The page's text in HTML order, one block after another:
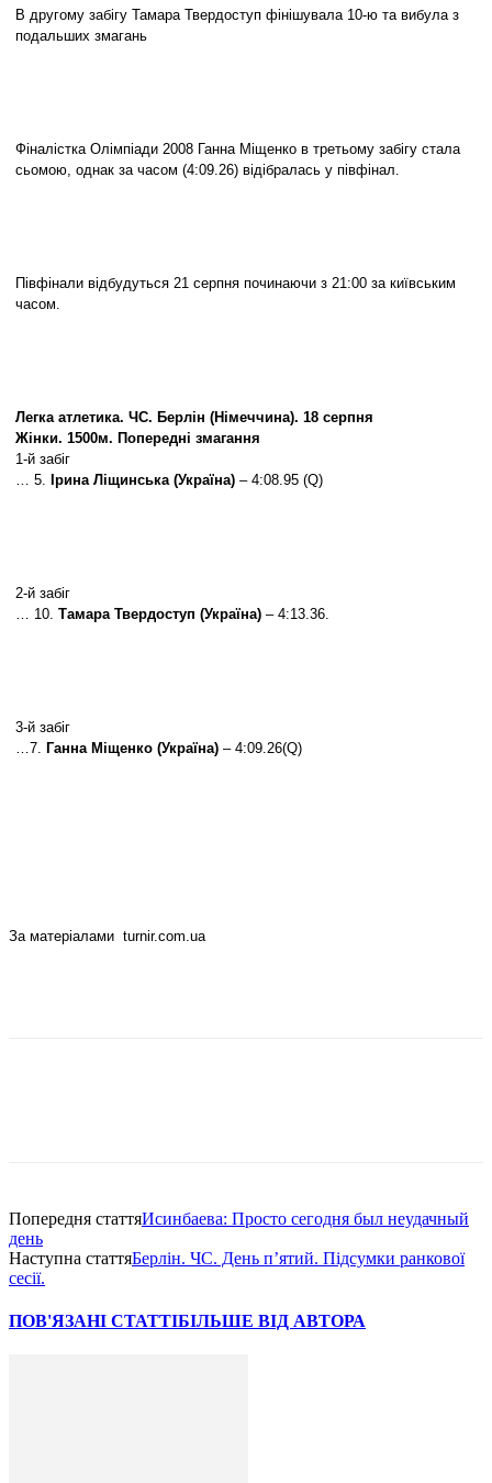
В другому забігу Тамара Твердоступ фінішувала 10-ю та вибула з
подальших змагань
Фіналістка Олімпіади 2008 Ганна Міщенко в третьому забігу стала
сьомою, однак за часом (4:09.26) відібралась у півфінал.
Півфінали відбудуться 21 серпня починаючи з 21:00 за київським
часом.
Легка атлетика. ЧС. Берлін (Німеччина). 18 серпня
Жінки. 1500м. Попередні змагання
1-й забіг
… 5. Ірина Ліщинська (Україна) – 4:08.95 (Q)
2-й забіг
… 10. Тамара Твердоступ (Україна) – 4:13.36.
3-й забіг
…7. Ганна Міщенко (Україна) – 4:09.26(Q)
За матеріалами turnir.com.ua
Попередня статтяИсинбаева: Просто сегодня был неудачный
день
Наступна статтяБерлін. ЧС. День п’ятий. Підсумки ранкової
сесії.
ПОВ'ЯЗАНІ СТАТТІБІЛЬШЕ ВІД АВТОРА